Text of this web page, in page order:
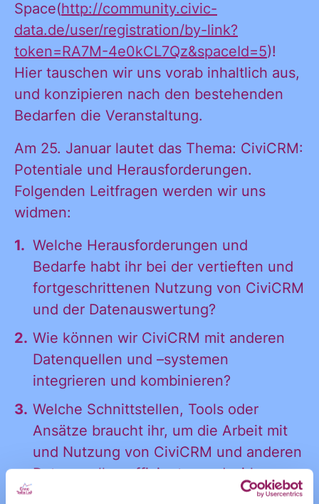
Space(http://community.civic-
data.de/user/registration/by-link?
token=RA7M-4e0kCL7Qz&spaceId=5)!
Hier tauschen wir uns vorab inhaltlich aus,
und konzipieren nach den bestehenden
Bedarfen die Veranstaltung.
Am 25. Januar lautet das Thema: CiviCRM:
Potentiale und Herausforderungen.
Folgenden Leitfragen werden wir uns
widmen:
Welche Herausforderungen und
Bedarfe habt ihr bei der vertieften und
fortgeschrittenen Nutzung von CiviCRM
und der Datenauswertung?
Wie können wir CiviCRM mit anderen
Datenquellen und –systemen
integrieren und kombinieren?
Welche Schnittstellen, Tools oder
Ansätze braucht ihr, um die Arbeit mit
und Nutzung von CiviCRM und anderen
Datenquellen effizienter und wirksamer
alle
Informationen
und
Ankündigungen
des CDL direkt
in mein
persönliches
Postfach:
Ja, ich
möchte alle
und